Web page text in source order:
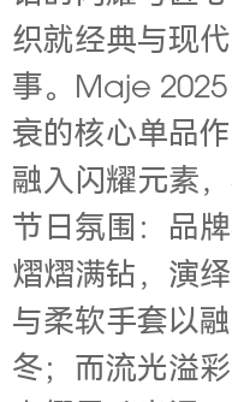
织就经典与现
事。 Maje
衰的核心单品
融入闪耀元素
节日氛围：品
熠熠满钻，演
与柔软手套以
冬；而流光溢